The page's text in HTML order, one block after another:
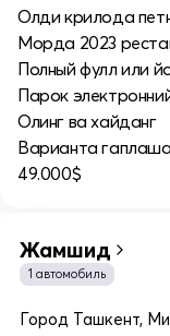
Олди крилода
Морда 2023
Полный фулл или
Парок
Олинг ва хайданг
Варианта
49.000$
Жамшид
1 автомобиль
Город Ташкент,